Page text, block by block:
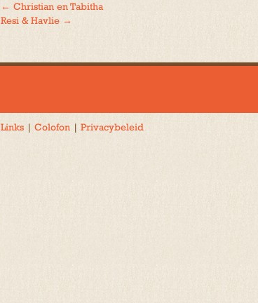
Bericht
← Christian en Tabitha
Resi & Havlie →
Links | Colofon | Privacybeleid